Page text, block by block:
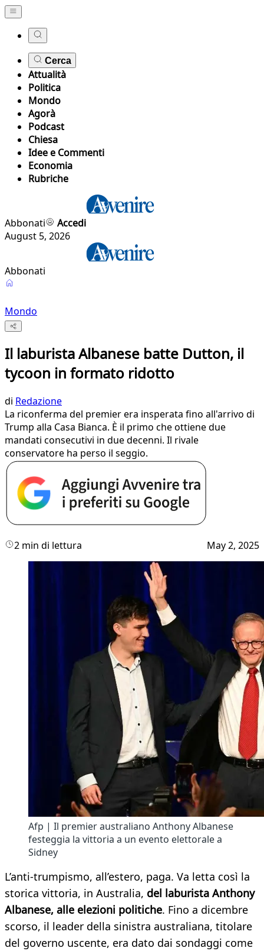
Cerca
Attualità
Politica
Mondo
Agorà
Podcast
Chiesa
Idee e Commenti
Economia
Rubriche
Abbonati
Accedi
August 5, 2026
Abbonati
Mondo
Il laburista Albanese batte Dutton, il
tycoon in formato ridotto
di Redazione
La riconferma del premier era insperata fino all'arrivo di
Trump alla Casa Bianca. È il primo che ottiene due
mandati consecutivi in due decenni. Il rivale
conservatore ha perso il seggio.
2 min di lettura May 2, 2025
Afp | Il premier australiano Anthony Albanese
festeggia la vittoria a un evento elettorale a
Sidney
L’anti-trumpismo, all’estero, paga. Va letta così la
storica vittoria, in Australia, del laburista Anthony
Albanese, alle elezioni politiche. Fino a dicembre
scorso, il leader della sinistra australiana, titolare
del governo uscente, era dato dai sondaggi come